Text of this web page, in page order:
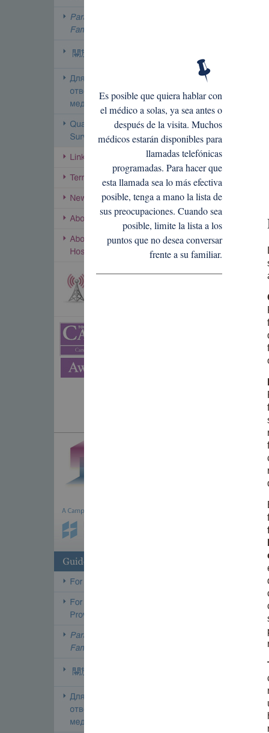
Es posible que quiera hablar con
el médico a solas, ya sea antes o
después de la visita. Muchos
médicos estarán disponibles para
llamadas telefónicas
programadas. Para hacer que
esta llamada sea lo más efectiva
posible, tenga a mano la lista de
sus preocupaciones. Cuando sea
posible, limite la lista a los
puntos que no desea conversar
frente a su familiar.